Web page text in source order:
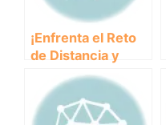
¡Enfrenta el Reto
de Distancia y
Descubre la
Resistencia de los
Animales Salvajes!